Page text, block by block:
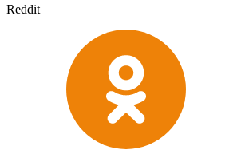
Reddit